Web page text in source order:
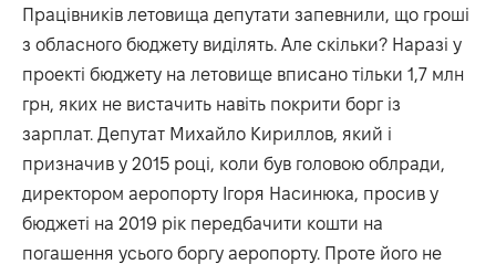
Працівників летовища депутати запевнили, що гроші
з обласного бюджету виділять. Але скільки? Наразі у
проекті бюджету на летовище вписано тільки 1,7 млн
грн, яких не вистачить навіть покрити борг із
зарплат. Депутат Михайло Кириллов, який і
призначив у 2015 році, коли був головою облради,
директором аеропорту Ігоря Насинюка, просив у
бюджеті на 2019 рік передбачити кошти на
погашення усього боргу аеропорту. Проте його не